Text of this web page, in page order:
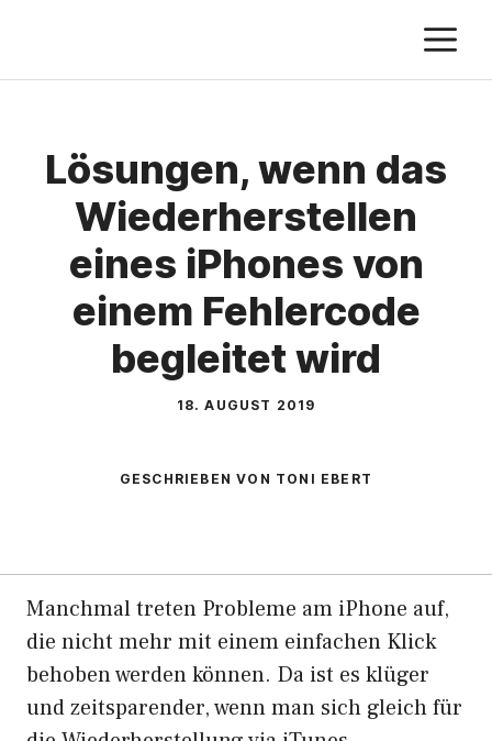
springen
Lösungen, wenn das
Wiederherstellen
eines iPhones von
einem Fehlercode
begleitet wird
18. AUGUST 2019
GESCHRIEBEN VON TONI EBERT
Manchmal treten Probleme am iPhone auf,
die nicht mehr mit einem einfachen Klick
behoben werden können. Da ist es klüger
und zeitsparender, wenn man sich gleich für